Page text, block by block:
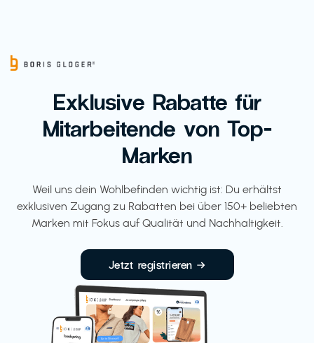
Exklusive Rabatte für
Mitarbeitende von Top-
Marken
Weil uns dein Wohlbefinden wichtig ist: Du erhältst
exklusiven Zugang zu Rabatten bei über 150+ beliebten
Marken mit Fokus auf Qualität und Nachhaltigkeit.
Jetzt registrieren →